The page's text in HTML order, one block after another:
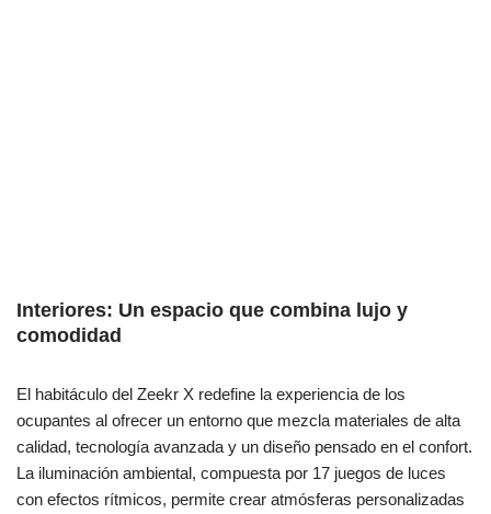
Interiores: Un espacio que combina lujo y
comodidad
El habitáculo del Zeekr X redefine la experiencia de los
ocupantes al ofrecer un entorno que mezcla materiales de alta
calidad, tecnología avanzada y un diseño pensado en el confort.
La iluminación ambiental, compuesta por 17 juegos de luces
con efectos rítmicos, permite crear atmósferas personalizadas